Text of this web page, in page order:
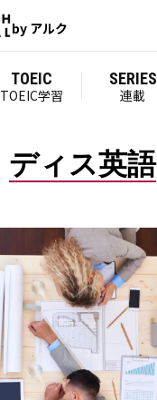
by アルク
TOEIC
TOEIC学習
SERIES
連載
ディス英語